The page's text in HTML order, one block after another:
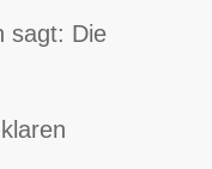
sagt: Die